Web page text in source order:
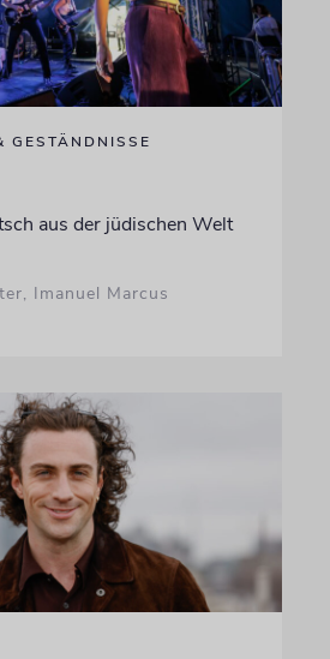
GESTÄNDNISSE
aus der jüdischen Welt
Imanuel Marcus